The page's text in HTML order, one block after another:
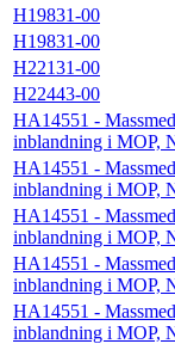
H19831-00
H19831-00
H22131-00
H22443-00
HA14551 -
inblandning i MOP,
HA14551 -
inblandning i MOP,
HA14551 -
inblandning i MOP,
HA14551 -
inblandning i MOP,
HA14551 -
inblandning i MOP,